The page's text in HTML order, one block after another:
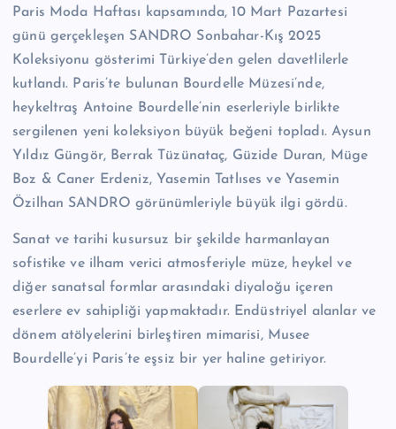
Paris Moda Haftası kapsamında, 10 Mart Pazartesi
günü gerçekleşen SANDRO Sonbahar-Kış 2025
Koleksiyonu gösterimi Türkiye’den gelen davetlilerle
kutlandı. Paris’te bulunan Bourdelle Müzesi’nde,
heykeltraş Antoine Bourdelle’nin eserleriyle birlikte
sergilenen yeni koleksiyon büyük beğeni topladı. Aysun
Yıldız Güngör, Berrak Tüzünataç, Güzide Duran, Müge
Boz & Caner Erdeniz, Yasemin Tatlıses ve Yasemin
Özilhan SANDRO görünümleriyle büyük ilgi gördü.
Sanat ve tarihi kusursuz bir şekilde harmanlayan
sofistike ve ilham verici atmosferiyle müze, heykel ve
diğer sanatsal formlar arasındaki diyaloğu içeren
eserlere ev sahipliği yapmaktadır. Endüstriyel alanlar ve
dönem atölyelerini birleştiren mimarisi, Musee
Bourdelle’yi Paris’te eşsiz bir yer haline getiriyor.